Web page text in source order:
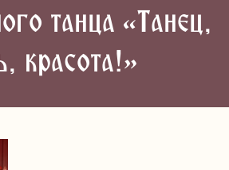
танца «Танец,
красота!»